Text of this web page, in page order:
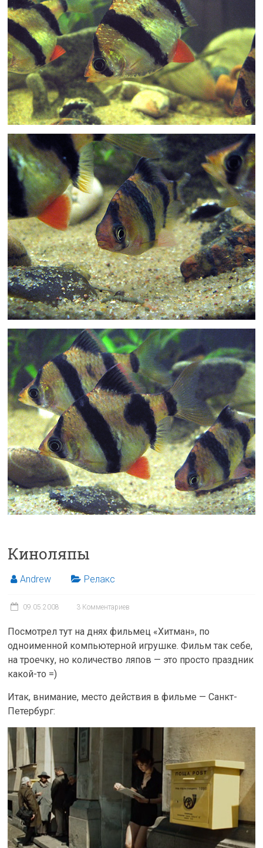
Киноляпы
Andrew Релакс
09.05.2008 3 Комментариев
Посмотрел тут на днях фильмец «Хитман», по
одноименной компьютерной игрушке. Фильм так себе,
на троечку, но количество ляпов — это просто праздник
какой-то =)
Итак, внимание, место действия в фильме — Санкт-
Петербург: